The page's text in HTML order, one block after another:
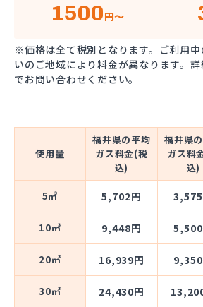
1500円～
※価格は全て税別となります。ご利用中
いのご地域により料金が異なります。
でお問い合わせください。
使用量
福井県の平均
ガス料金(税
込)
福井県
ガス料
込)
5㎥ 5,702円
10㎥ 9,448円
20㎥ 16,939円
30㎥ 24,430円